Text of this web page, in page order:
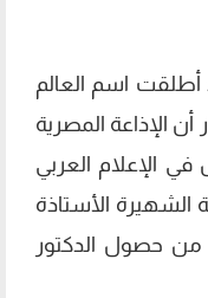
أطلقت اسم العالم
، باعتبار أن الإذاعة المصرية
الإعلام العربي
الشهيرة الأستاذة
حصول الدكتور